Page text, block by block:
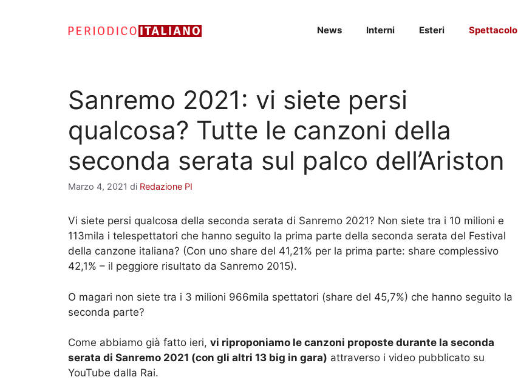
News Interni Esteri Spettacolo
Sanremo 2021: vi siete persi
qualcosa? Tutte le canzoni della
seconda serata sul palco dell’Ariston
Marzo 4, 2021 di Redazione PI
Vi siete persi qualcosa della seconda serata di Sanremo 2021? Non siete tra i 10 milioni e
113mila i telespettatori che hanno seguito la prima parte della seconda serata del Festival
della canzone italiana? (Con uno share del 41,21% per la prima parte: share complessivo
42,1% – il peggiore risultato da Sanremo 2015).
O magari non siete tra i 3 milioni 966mila spettatori (share del 45,7%) che hanno seguito la
seconda parte?
Come abbiamo già fatto ieri, vi riproponiamo le canzoni proposte durante la seconda
serata di Sanremo 2021 (con gli altri 13 big in gara) attraverso i video pubblicato su
YouTube dalla Rai.